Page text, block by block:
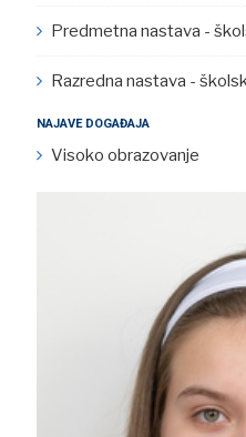
Predmetna nastava -
Razredna nastava -
NAJAVE DOGAĐAJA
Visoko obrazovanje